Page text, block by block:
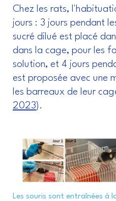
Chez les rats,
jours : 3 jours pendant
sucré dilué est placé
dans la cage, pour les
solution, et 4 jours
est proposée avec une
les barreaux de leur
2023).
Les souris sont entraînées à